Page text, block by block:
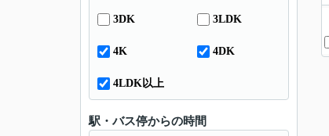
3DK 3LDK
4K 4DK
4LDK以上
駅・バス停からの時間